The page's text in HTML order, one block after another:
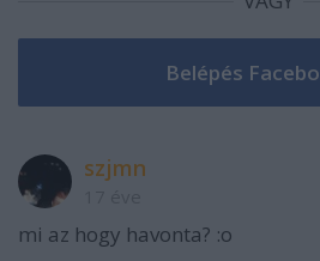
szjmn
mi az hogy havonta? :o